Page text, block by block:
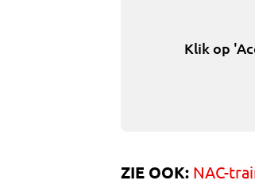
Klik op
ZIE OOK: NAC-